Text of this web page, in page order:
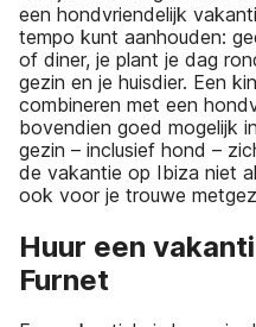
een hondvriendelijk
tempo kunt aanhouden:
of diner, je plant je dag
gezin en je huisdier. Een
combineren met een
bovendien goed mogelijk
gezin – inclusief hond –
de vakantie op Ibiza niet
ook voor je trouwe
Huur een
Furnet